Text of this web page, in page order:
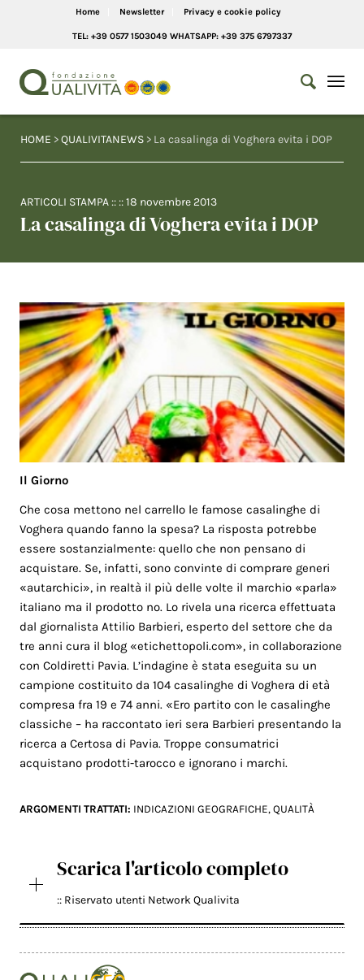
Home Newsletter Privacy e cookie policy
TEL: +39 0577 1503049 WHATSAPP: +39 375 6797337
HOME >QUALIVITANEWS > La casalinga di Voghera evita i DOP
ARTICOLI STAMPA :: ::18 novembre 2013
La casalinga di Voghera evita i DOP
Il Giorno
Che cosa mettono nel carrello le famose casalinghe di
Voghera quando fanno la spesa? La risposta potrebbe
essere sostanzialmente: quello che non pensano di
acquistare. Se, infatti, sono convinte di comprare generi
«autarchici», in realtà il più delle volte il marchio «parla»
italiano ma il prodotto no. Lo rivela una ricerca effettuata
dal giornalista Attilio Barbieri, esperto del settore che da
tre anni cura il blog «etichettopoli.com», in collaborazione
con Coldiretti Pavia. L’indagine è stata eseguita su un
campione costituito da 104 casalinghe di Voghera di età
compresa fra 19 e 74 anni. «Ero partito con le casalinghe
classiche – ha raccontato ieri sera Barbieri presentando la
ricerca a Certosa di Pavia. Troppe consumatrici
acquistano prodotti-tarocco e ignorano i marchi.
ARGOMENTI TRATTATI: INDICAZIONI GEOGRAFICHE,QUALITÀ
Scarica l'articolo completo
:: Riservato utenti Network Qualivita